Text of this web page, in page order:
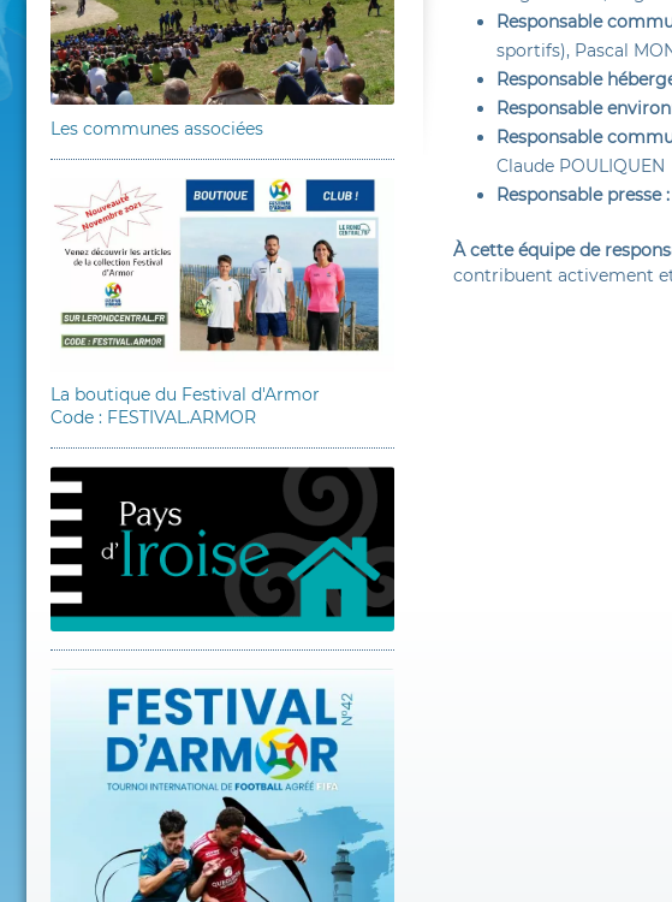
Les communes associées
La boutique du Festival d'Armor
Code : FESTIVAL.ARMOR
Responsable
sportifs), Pascal
Responsable
Responsable
Responsable
Claude POULIQUEN
Responsable presse :
À cette équipe de
contribuent activement